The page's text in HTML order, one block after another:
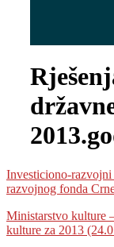
Investiciono-
razvojnog fonda
Ministarstvo kulture
kulture za 2013